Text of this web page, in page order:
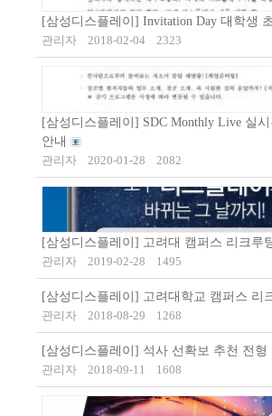
[삼성디스플레이] Invitation Day 대학생
관리자
2018-02-04 2323
[삼성디스플레이] SDC Monthly Live 실
안내
관리자
2020-01-28 2082
[삼성디스플레이] 고려대 캠퍼스 리크루
관리자
2019-02-28 1495
[삼성디스플레이] 고려대학교 캠퍼스 리
관리자
2018-08-29 1268
[삼성디스플레이] 석사 선확보 추천 전형
관리자
2018-09-11 1608